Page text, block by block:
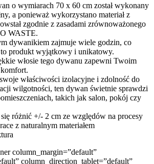
o wymiarach 70 x 60 cm został wykonany
a ponieważ wykorzystano materiał z
zgodnie z zasadami zrównoważonego
WASTE.
dywanikiem zajmuje wiele godzin, co
to produkt wyjątkowy i unikatowy.
włosie tego dywanu zapewni Twoim
właściwości izolacyjne i zdolność do
wilgotności, ten dywan świetnie sprawdzi
takich jak salon, pokój czy
różnić +/- 2 cm ze względów na procesy
z naturalnym materiałem
column_margin=”default”
column_direction_tablet=”default”